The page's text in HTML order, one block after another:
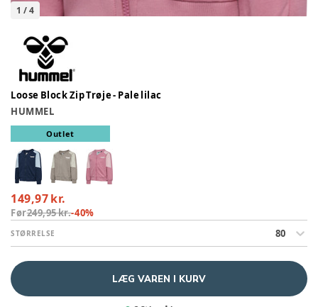
1 /4
Loose Block Zip Trøje - Pale lilac
HUMMEL
Outlet
149,97 kr.
Før249,95 kr.-40%
STØRRELSE 80
LÆG VAREN I KURV